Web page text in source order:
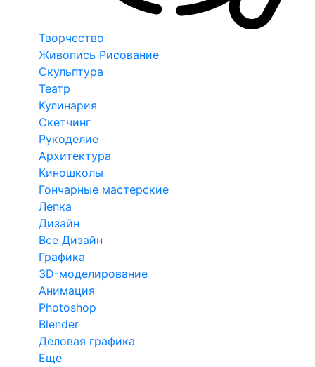
Творчество
Живопись Рисование
Скульптура
Театр
Кулинария
Скетчинг
Рукоделие
Архитектура
Киношколы
Гончарные мастерские
Лепка
Дизайн
Все Дизайн
Графика
3D-моделирование
Анимация
Photoshop
Blender
Деловая графика
Еще